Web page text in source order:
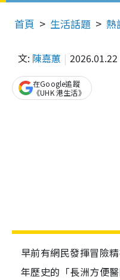
首頁 生活話題 熱
文: 陳嘉蕙 2026.01.22
在Google追蹤
《UHK 港生活》
早前有網民發揮冒險
年歷史的「長洲方便